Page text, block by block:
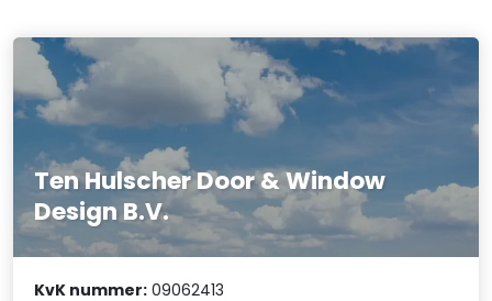
Ten Hulscher Door & Window
Design B.V.
KvK nummer: 09062413